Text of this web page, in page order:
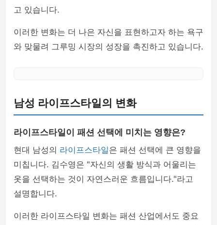
고 있습니다.
이러한 변화는 더 나은 자신을 표현하고자 하는 욕구
와 맞물려 그루밍 시장의 성장을 촉진하고 있습니다.
남성 라이프스타일의 변화
라이프스타일이 패션 선택에 미치는 영향은?
현대 남성의 라이프스타일은 패션 선택에 큰 영향을
미칩니다. 김수영은 "자신의 생활 방식과 어울리는
옷을 선택하는 것이 자연스러운 흐름입니다."라고
설명합니다.
이러한 라이프스타일 변화는 패션 산업에서도 중요